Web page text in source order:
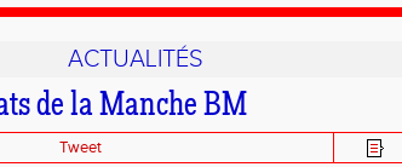
ACTUALITÉS
de la Manche BM
Tweet